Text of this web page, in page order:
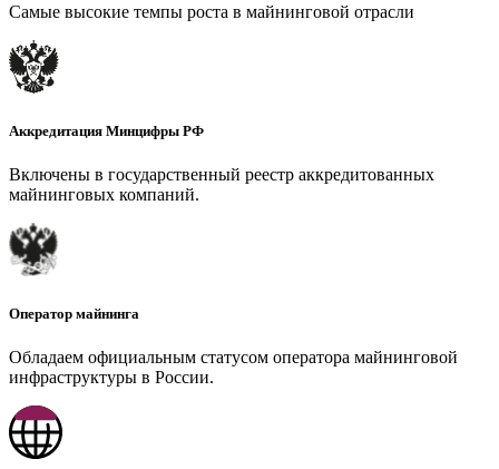
Самые высокие темпы роста в майнинговой отрасли
Аккредитация Минцифры РФ
Включены в государственный реестр аккредитованных
майнинговых компаний.
Оператор майнинга
Обладаем официальным статусом оператора майнинговой
инфраструктуры в России.